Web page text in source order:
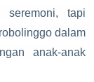
seremoni, tapi
dalam
anak-anak